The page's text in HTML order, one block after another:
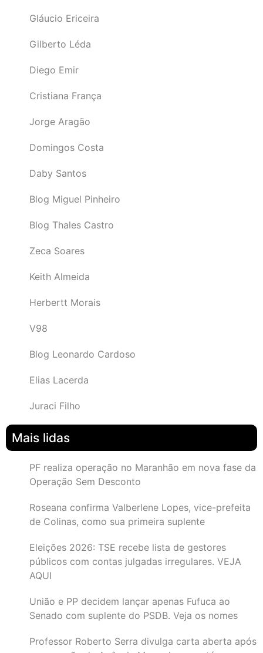
Gláucio Ericeira
Gilberto Léda
Diego Emir
Cristiana França
Jorge Aragão
Domingos Costa
Daby Santos
Blog Miguel Pinheiro
Blog Thales Castro
Zeca Soares
Keith Almeida
Herbertt Morais
V98
Blog Leonardo Cardoso
Elias Lacerda
Juraci Filho
Mais lidas
PF realiza operação no Maranhão em nova fase da
Operação Sem Desconto
Roseana confirma Valberlene Lopes, vice-prefeita
de Colinas, como sua primeira suplente
Eleições 2026: TSE recebe lista de gestores
públicos com contas julgadas irregulares. VEJA
AQUI
União e PP decidem lançar apenas Fufuca ao
Senado com suplente do PSDB. Veja os nomes
Professor Roberto Serra divulga carta aberta após